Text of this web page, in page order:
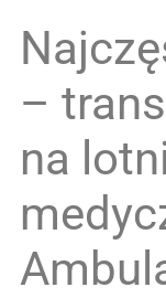
–
na